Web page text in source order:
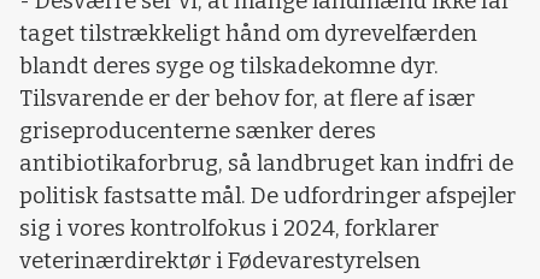
taget tilstrækkeligt hånd om dyrevelfærden
blandt deres syge og tilskadekomne dyr.
Tilsvarende er der behov for, at flere af især
griseproducenterne sænker deres
antibiotikaforbrug, så landbruget kan indfri de
politisk fastsatte mål. De udfordringer afspejler
sig i vores kontrolfokus i 2024, forklarer
veterinærdirektør i Fødevarestyrelsen